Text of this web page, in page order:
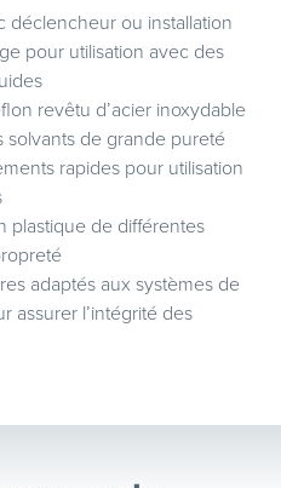
déclencheur ou installation
pour utilisation avec des
revêtu d’acier inoxydable
solvants de grande pureté
rapides pour utilisation
plastique de différentes
adaptés aux systèmes de
assurer l’intégrité des